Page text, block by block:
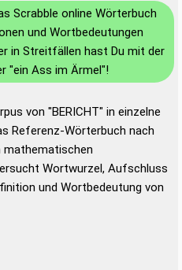
Scrabble online Wörterbuch
und Wortbedeutungen
in Streitfällen hast Du mit der
"ein Ass im Ärmel"!
von "BERICHT" in einzelne
Referenz-Wörterbuch nach
mathematischen
Wortwurzel, Aufschluss
und Wortbedeutung von